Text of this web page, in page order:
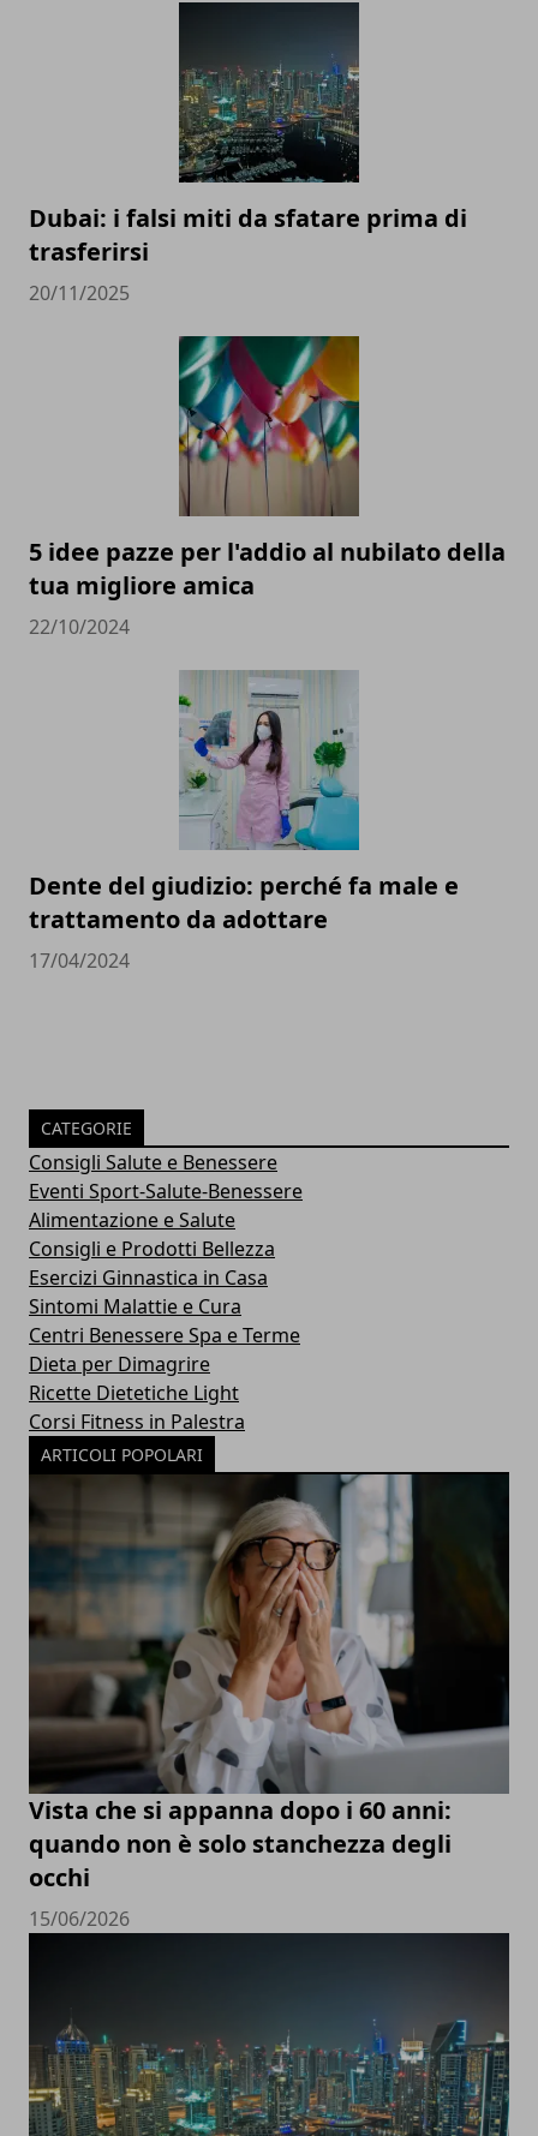
Dubai: i falsi miti da sfatare prima di
trasferirsi
20/11/2025
5 idee pazze per l'addio al nubilato della
tua migliore amica
22/10/2024
Dente del giudizio: perché fa male e
trattamento da adottare
17/04/2024
CATEGORIE
Consigli Salute e Benessere
Eventi Sport-Salute-Benessere
Alimentazione e Salute
Consigli e Prodotti Bellezza
Esercizi Ginnastica in Casa
Sintomi Malattie e Cura
Centri Benessere Spa e Terme
Dieta per Dimagrire
Ricette Dietetiche Light
Corsi Fitness in Palestra
ARTICOLI POPOLARI
Vista che si appanna dopo i 60 anni:
quando non è solo stanchezza degli
occhi
15/06/2026